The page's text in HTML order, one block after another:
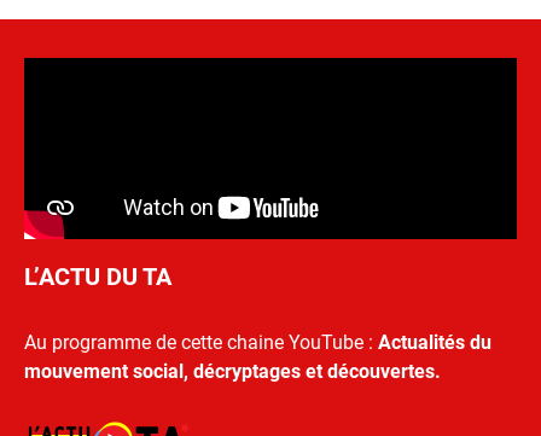
L’ACTU DU TA
Au programme de cette chaine YouTube : Actualités du
mouvement social, décryptages et découvertes.